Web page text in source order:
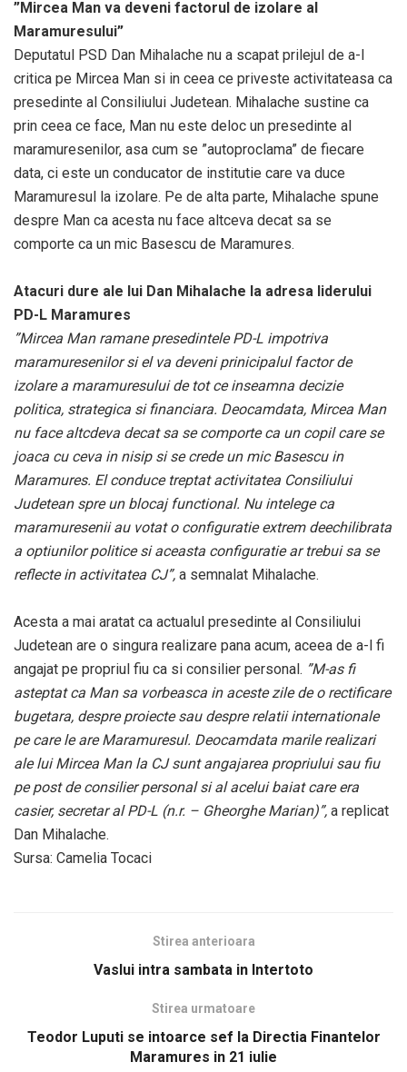
”Mircea Man va deveni factorul de izolare al
Maramuresului”
Deputatul PSD Dan Mihalache nu a scapat prilejul de a-l
critica pe Mircea Man si in ceea ce priveste activitateasa ca
presedinte al Consiliului Judetean. Mihalache sustine ca
prin ceea ce face, Man nu este deloc un presedinte al
maramuresenilor, asa cum se ”autoproclama” de fiecare
data, ci este un conducator de institutie care va duce
Maramuresul la izolare. Pe de alta parte, Mihalache spune
despre Man ca acesta nu face altceva decat sa se
comporte ca un mic Basescu de Maramures.
Atacuri dure ale lui Dan Mihalache la adresa liderului
PD-L Maramures
”Mircea Man ramane presedintele PD-L impotriva
maramuresenilor si el va deveni prinicipalul factor de
izolare a maramuresului de tot ce inseamna decizie
politica, strategica si financiara. Deocamdata, Mircea Man
nu face altcdeva decat sa se comporte ca un copil care se
joaca cu ceva in nisip si se crede un mic Basescu in
Maramures. El conduce treptat activitatea Consiliului
Judetean spre un blocaj functional. Nu intelege ca
maramuresenii au votat o configuratie extrem deechilibrata
a optiunilor politice si aceasta configuratie ar trebui sa se
reflecte in activitatea CJ”, a semnalat Mihalache.
Acesta a mai aratat ca actualul presedinte al Consiliului
Judetean are o singura realizare pana acum, aceea de a-l fi
angajat pe propriul fiu ca si consilier personal. ”M-as fi
asteptat ca Man sa vorbeasca in aceste zile de o rectificare
bugetara, despre proiecte sau despre relatii internationale
pe care le are Maramuresul. Deocamdata marile realizari
ale lui Mircea Man la CJ sunt angajarea propriului sau fiu
pe post de consilier personal si al acelui baiat care era
casier, secretar al PD-L (n.r. – Gheorghe Marian)”, a replicat
Dan Mihalache.
Sursa: Camelia Tocaci
Stirea anterioara
Vaslui intra sambata in Intertoto
Stirea urmatoare
Teodor Luputi se intoarce sef la Directia Finantelor
Maramures in 21 iulie